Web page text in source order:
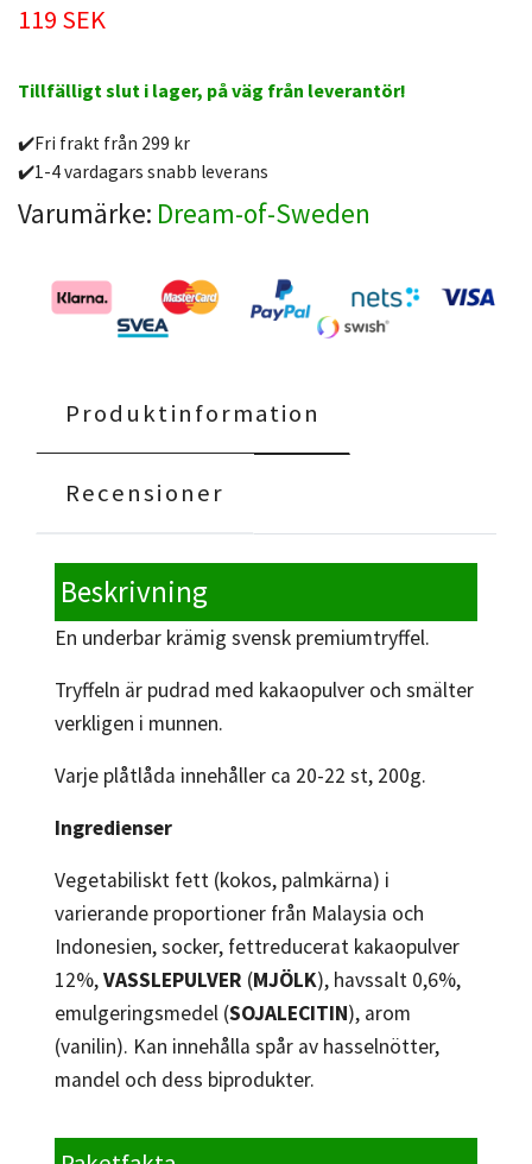
119 SEK
Tillfälligt slut i lager, på väg från leverantör!
✔️Fri frakt från 299 kr
✔️1-4 vardagars snabb leverans
Varumärke: Dream-of-Sweden
Produktinformation
Recensioner
Beskrivning
En underbar krämig svensk premiumtryffel.
Tryffeln är pudrad med kakaopulver och smälter
verkligen i munnen.
Varje plåtlåda innehåller ca 20-22 st, 200g.
Ingredienser
Vegetabiliskt fett (kokos, palmkärna) i
varierande proportioner från Malaysia och
Indonesien, socker, fettreducerat kakaopulver
12%,VASSLEPULVER (MJÖLK), havssalt 0,6%,
emulgeringsmedel (SOJALECITIN), arom
(vanilin). Kan innehålla spår av hasselnötter,
mandel och dess biprodukter.